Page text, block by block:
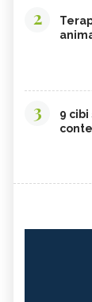
2
3
9